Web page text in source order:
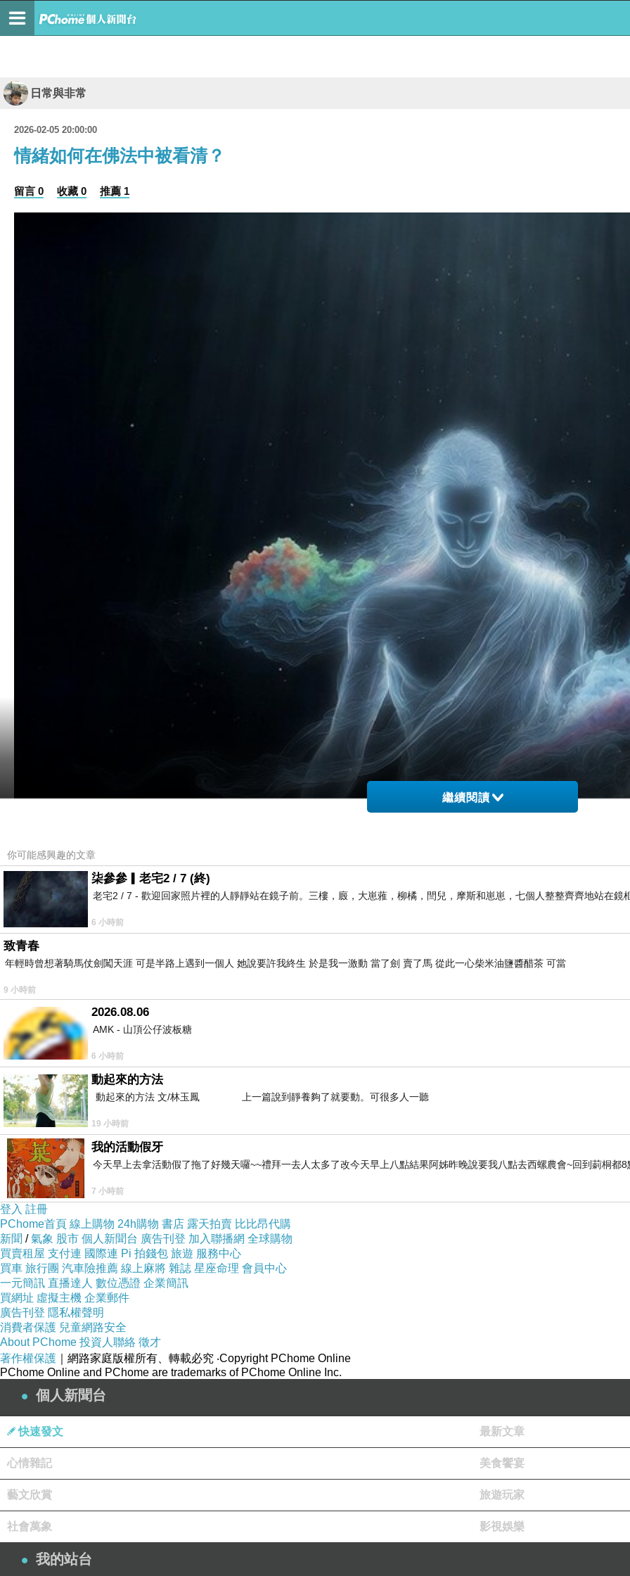
日常與非常
2026-02-05 20:00:00
情緒如何在佛法中被看清？
留言 0 收藏 0 推薦 1
繼續閱讀
你可能感興趣的文章
柒參參▎老宅2 / 7 (終)
老宅2 / 7 - 歡迎回家照片裡的人靜靜站在鏡子前。三樓，廄，大崽蕥，柳橘，閆兒，摩斯和崽崽，七個人整整齊齊地站在鏡
6 小時前
致青春
年輕時曾想著騎馬仗劍闖天涯 可是半路上遇到一個人 她說要許我終生 於是我一激動 當了劍 賣了馬 從此一心柴米油鹽醬醋茶 可當
9 小時前
2026.08.06
AMK - 山頂公仔波板糖
6 小時前
動起來的方法
動起來的方法 文/林玉鳳 上一篇說到靜養夠了就要動。可很多人一聽
19 小時前
我的活動假牙
今天早上去拿活動假了拖了好幾天囉~~禮拜一去人太多了改今天早上八點結果阿姊昨晚說要我八點去西螺農會~回到莿桐都8
7 小時前
登入 註冊
PChome首頁 線上購物 24h購物 書店 露天拍賣 比比昂代購
新聞 /氣象 股市 個人新聞台 廣告刊登 加入聯播網 全球購物
買賣租屋 支付連 國際連 Pi 拍錢包 旅遊 服務中心
買車 旅行團 汽車險推薦 線上麻將 雜誌 星座命理 會員中心
一元簡訊 直播達人 數位憑證 企業簡訊
買網址 虛擬主機 企業郵件
廣告刊登 隱私權聲明
消費者保護 兒童網路安全
About PChome 投資人聯絡 徵才
著作權保護 ｜網路家庭版權所有、轉載必究 ‧Copyright PChome Online
PChome Online and PChome are trademarks of PChome Online Inc.
個人新聞台
快速發文 最新文章
心情雜記 美食饗宴
藝文欣賞 旅遊玩家
社會萬象 影視娛樂
我的站台